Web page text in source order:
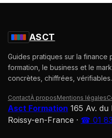
ASCT
Guides pratiques sur la finance
formation, le business et le
concrètes, chiffrées, vérifiables.
ContactÀ proposMentions légales
Asct Formation 165 Av. du
Roissy-en-France · ☎ 01